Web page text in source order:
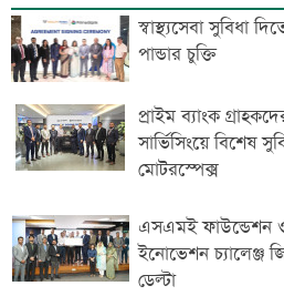
স্বাস্থ্যসেবা সুবিধা
পান্ডার চুক্তি
প্রাইম ব্যাংক
সার্ভিসিংয়ে বিশেষ
মোটরস্পেক্স
এসএমই ফাউন্ডেশন
ইনোভেশন চ্যালেঞ্জ
ডেল্টা